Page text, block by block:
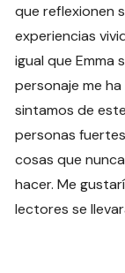
que reflexionen
experiencias
igual que Emma
personaje me
sintamos de
personas
cosas que
hacer. Me
lectores se